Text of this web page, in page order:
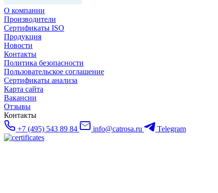
О компании
Производители
Сертификаты ISO
Продукция
Новости
Контакты
Политика безопасности
Пользовательское соглашение
Сертификаты анализа
Карта сайта
Вакансии
Отзывы
Контакты
+7 (495) 543 89 84
info@catrosa.ru Telegram